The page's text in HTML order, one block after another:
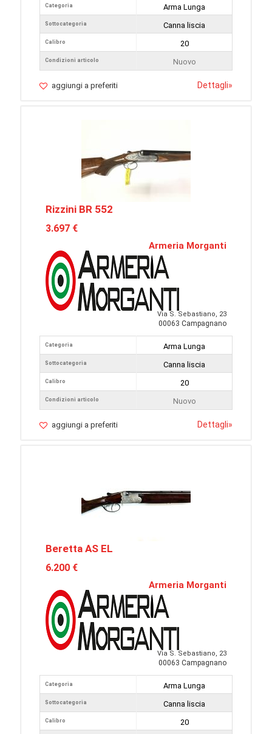
Categoria
Sottocategoria
Calibro
Condizioni articolo
Arma Lunga
Canna liscia
20
Nuovo
aggiungi a preferiti Dettagli»
Rizzini BR 552
3.697 €
Armeria Morganti
Via S. Sebastiano, 23
00063 Campagnano
Categoria
Sottocategoria
Calibro
Condizioni articolo
Arma Lunga
Canna liscia
20
Nuovo
aggiungi a preferiti Dettagli»
Beretta AS EL
6.200 €
Armeria Morganti
Via S. Sebastiano, 23
00063 Campagnano
Categoria
Sottocategoria
Calibro
Arma Lunga
Canna liscia
20